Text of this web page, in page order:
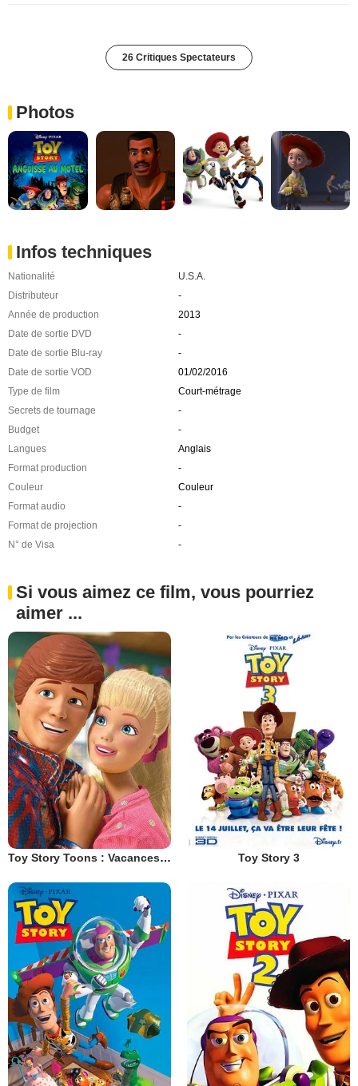
26 Critiques Spectateurs
Photos
Infos techniques
Nationalité
U.S.A.
Distributeur
-
Année de production
2013
Date de sortie DVD
-
Date de sortie Blu-ray
-
Date de sortie VOD
01/02/2016
Type de film
Court-métrage
Secrets de tournage
-
Budget
-
Langues
Anglais
Format production
-
Couleur
Couleur
Format audio
-
Format de projection
-
N° de Visa
-
Si vous aimez ce film, vous pourriez
aimer ...
Toy Story Toons : Vacances à Hawaï Toy Story 3